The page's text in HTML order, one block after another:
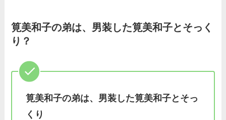
筧美和子の弟は、男装した筧美和子とそっく
り？
筧美和子の弟は、男装した筧美和子とそっ
くり